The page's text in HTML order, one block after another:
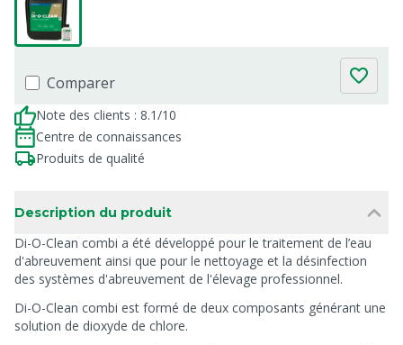
Comparer
Note des clients : 8.1/10
Centre de connaissances
Produits de qualité
Description du produit
Di-O-Clean combi a été développé pour le traitement de l’eau
d'abreuvement ainsi que pour le nettoyage et la désinfection
des systèmes d'abreuvement de l'élevage professionnel.
Di-O-Clean combi est formé de deux composants générant une
solution de dioxyde de chlore.